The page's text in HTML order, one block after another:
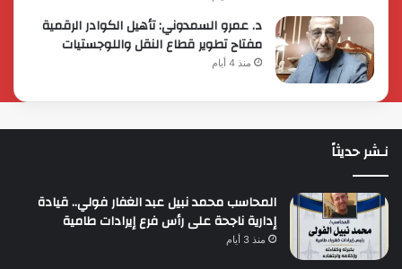
د. عمرو السمدوني: تأهيل الكوادر الرقمية
مفتاح تطوير قطاع النقل واللوجستيات
منذ 4 أيام
نـشر حديثاً
المحاسب محمد نبيل عبد الغفار فولي.. قيادة
إدارية ناجحة على رأس فرع إيرادات طامية
منذ 3 أيام